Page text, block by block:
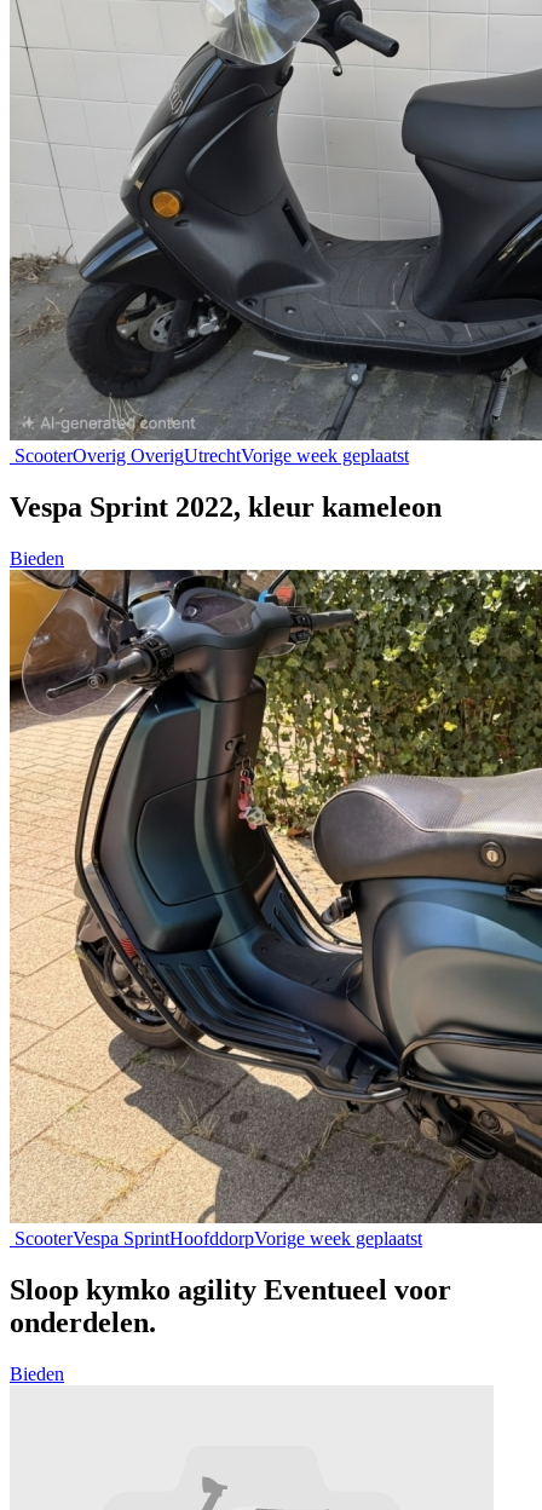
ScooterOverig OverigUtrechtVorige week geplaatst
Vespa Sprint 2022, kleur kameleon
Bieden
ScooterVespa SprintHoofddorpVorige week geplaatst
Sloop kymko agility Eventueel voor
onderdelen.
Bieden